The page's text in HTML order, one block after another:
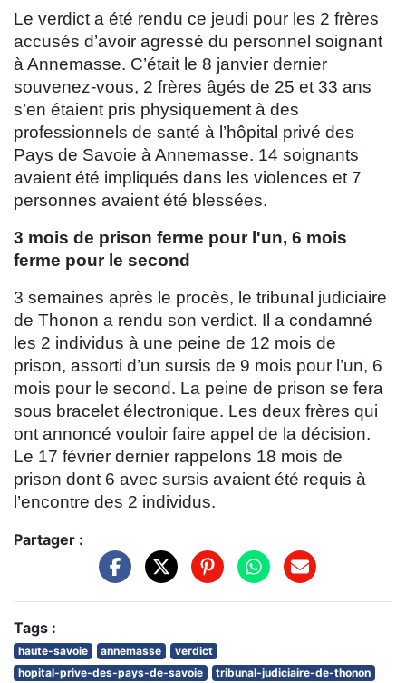
Le verdict a été rendu ce jeudi pour les 2 frères
accusés d’avoir agressé du personnel soignant
à Annemasse. C’était le 8 janvier dernier
souvenez-vous, 2 frères âgés de 25 et 33 ans
s’en étaient pris physiquement à des
professionnels de santé à l’hôpital privé des
Pays de Savoie à Annemasse. 14 soignants
avaient été impliqués dans les violences et 7
personnes avaient été blessées.
3 mois de prison ferme pour l'un, 6 mois
ferme pour le second
3 semaines après le procès, le tribunal judiciaire
de Thonon a rendu son verdict. Il a condamné
les 2 individus à une peine de 12 mois de
prison, assorti d’un sursis de 9 mois pour l’un, 6
mois pour le second. La peine de prison se fera
sous bracelet électronique. Les deux frères qui
ont annoncé vouloir faire appel de la décision.
Le 17 février dernier rappelons 18 mois de
prison dont 6 avec sursis avaient été requis à
l’encontre des 2 individus.
Partager :
Tags :
haute-savoie annemasse
verdict
hopital-prive-des-pays-de-savoie
tribunal-judiciaire-de-thonon